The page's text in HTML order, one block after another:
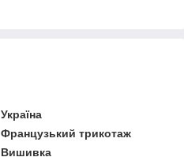
Україна
Французький трикотаж
Вишивка